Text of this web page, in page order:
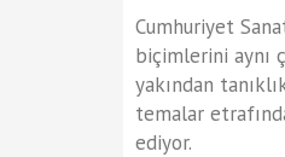
Cumhuriyet
biçimlerini aynı
yakından
temalar
ediyor.